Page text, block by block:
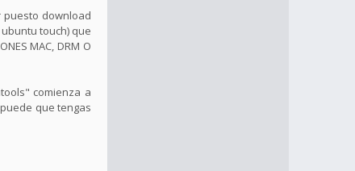
download
touch) que
MAC, DRM O
comienza a
que tengas